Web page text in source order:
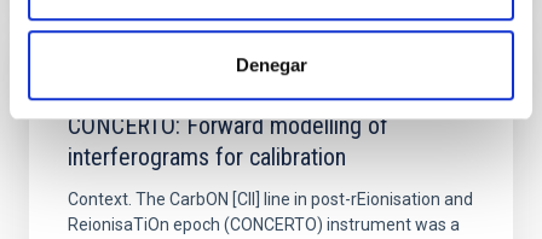
Denegar
CONCERTO: Forward modelling of
interferograms for calibration
Context. The CarbON [CII] line in post-rEionisation and
ReionisaTiOn epoch (CONCERTO) instrument was a